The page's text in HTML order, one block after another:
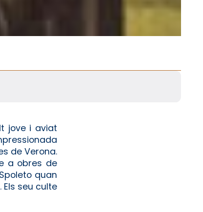
jove i aviat
de Verona.
a obres de
quan
seu culte